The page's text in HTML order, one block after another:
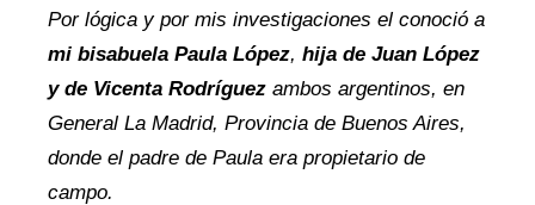
Por lógica y por mis investigaciones el conoció a
mi bisabuela Paula López, hija de Juan López
y de Vicenta Rodríguez ambos argentinos, en
General La Madrid, Provincia de Buenos Aires,
donde el padre de Paula era propietario de
campo.